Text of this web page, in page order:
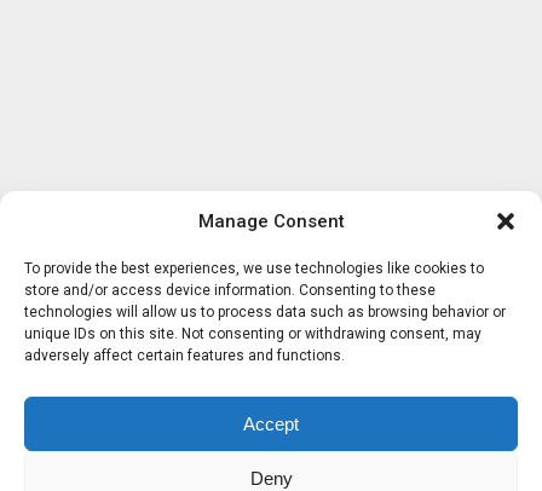
Manage Consent
To provide the best experiences, we use technologies like cookies to
store and/or access device information. Consenting to these
technologies will allow us to process data such as browsing behavior or
unique IDs on this site. Not consenting or withdrawing consent, may
adversely affect certain features and functions.
Accept
Deny